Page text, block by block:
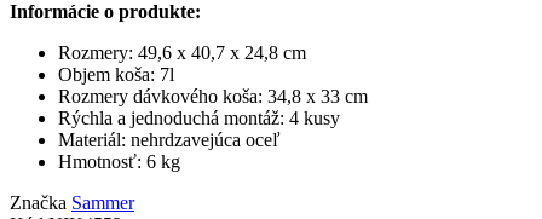
Informácie o produkte:
Rozmery: 49,6 x 40,7 x 24,8 cm
Objem koša: 7l
Rozmery dávkového koša: 34,8 x 33 cm
Rýchla a jednoduchá montáž: 4 kusy
Materiál: nehrdzavejúca oceľ
Hmotnosť: 6 kg
Značka Sammer